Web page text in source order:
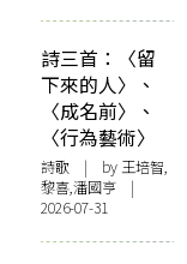
詩三首：〈留
下來的人〉、
〈成名前〉、
〈行為藝術〉
詩歌 | by 王培智,
黎喜,潘國亨 |
2026-07-31